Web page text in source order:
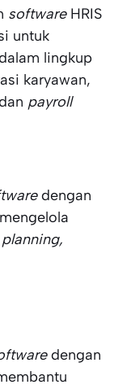
softwareHRIS
untuk
lingkup
karyawan,
payroll
dengan
dengan